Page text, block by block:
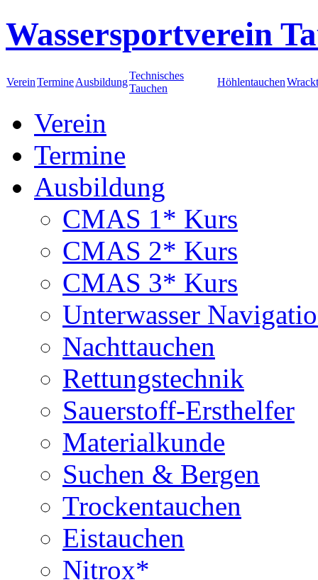
Wassersportverein
VereinTermineAusbildung
Technisches
Tauchen
Höhlentauchen
Verein
Termine
Ausbildung
CMAS 1* Kurs
CMAS 2* Kurs
CMAS 3* Kurs
Unterwasser
Nachttauchen
Rettungstechnik
Sauerstoff-Ersthelfer
Materialkunde
Suchen & Bergen
Trockentauchen
Eistauchen
Nitrox*